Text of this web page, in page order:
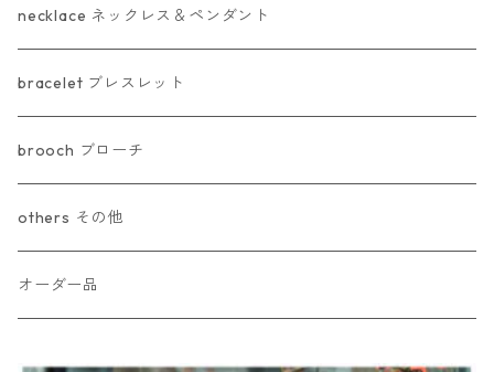
necklace ネックレス＆ペンダント
bracelet ブレスレット
brooch ブローチ
others その他
オーダー品